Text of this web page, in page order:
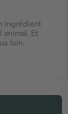
ingrédient
animal. Et
loin.